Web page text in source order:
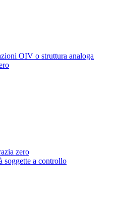
OIV o struttura analoga
zero
soggette a controllo